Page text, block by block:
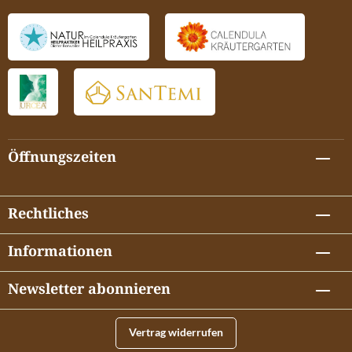
Sie Die fertige Mischung ist bei Raumtemperatur in der Regel 6
Monate haltbar. Es wird empfohlen, die Mischung trocken, kühl und
lichtgeschützt zu lagern. Der sorgsame Umgang verlängert die
Haltbarkeit der Mischung über die 6 Monate hinaus. Die 10%ige
DMSO-Lösung ist ungeöffnet mindestens 2 Jahren haltbar. Die
DMSO Pflanzenextrakt Mischung Nasenpflege ist unbegrenzt
haltbar.
Öffnungszeiten
Rechtliches
Informationen
Newsletter abonnieren
Vertrag widerrufen